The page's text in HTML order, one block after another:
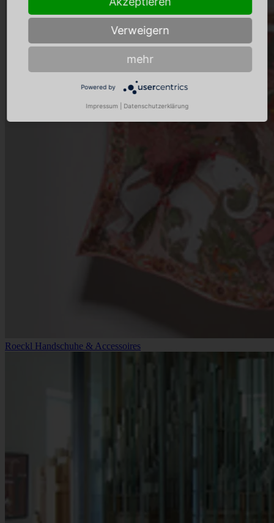
Roeckl Handschuhe & Accessoires
Verweigern
mehr
Powered by
Impressum Datenschutzerklärung